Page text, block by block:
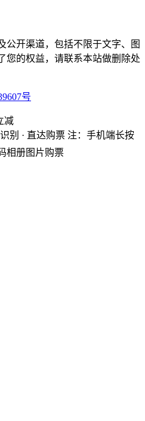
公开渠道，包括不限于文字、图
您的权益，请联系本站做删除处
号
减
别 · 直达购票 注：手机端长按
相册图片购票